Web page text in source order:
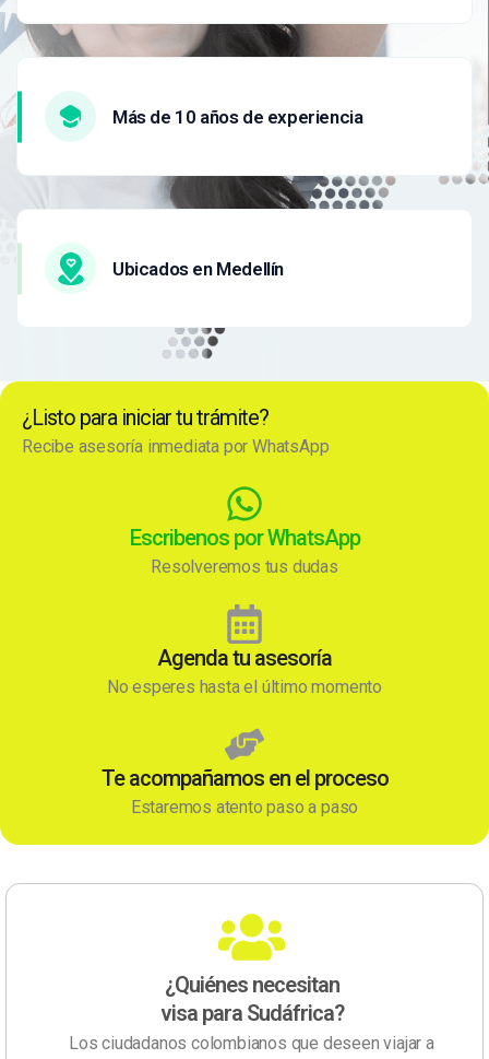
Más de 10 años de experiencia
Ubicados en Medellín
¿Listo para iniciar tu trámite?
Recibe asesoría inmediata por WhatsApp
Escribenos por WhatsApp
Resolveremos tus dudas
Agenda tu asesoría
No esperes hasta el último momento
Te acompañamos en el proceso
Estaremos atento paso a paso
¿Quiénes necesitan
visa para Sudáfrica?
Los ciudadanos colombianos que deseen viajar a